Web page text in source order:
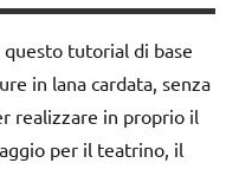
questo tutorial di base
in lana cardata, senza
realizzare in proprio il
per il teatrino, il